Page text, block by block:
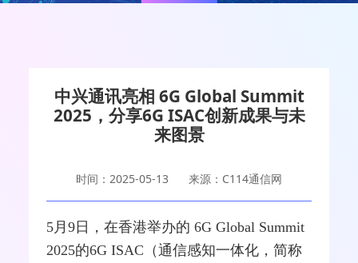
中兴通讯亮相 6G Global Summit
2025，分享6G ISAC创新成果与未
来图景
时间：2025-05-13 来源：C114通信网
5月9日，在香港举办的6G Global Summit
2025的6G ISAC（通信感知一体化，简称